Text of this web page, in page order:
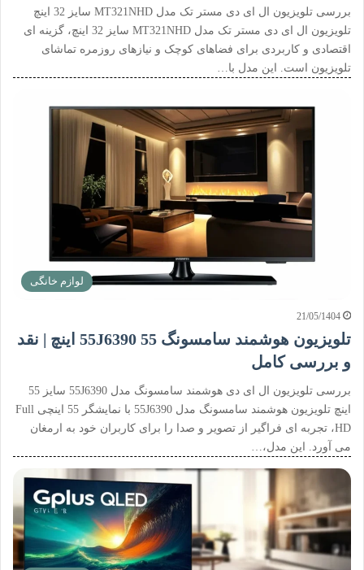
بررسی تلویزیون ال ای دی مستر تک مدل MT321NHD سایز 32 اینچ
تلویزیون ال ای دی مستر تک مدل MT321NHD سایز 32 اینچ، گزینه ای
اقتصادی و کاربردی برای فضاهای کوچک و نیازهای روزمره تماشای
تلویزیون است. این مدل با…
لوازم خانگی
21/05/1404
تلویزیون هوشمند سامسونگ 55J6390 55 اینچ | نقد
و بررسی کامل
بررسی تلویزیون ال ای دی هوشمند سامسونگ مدل 55J6390 سایز 55
اینچ تلویزیون هوشمند سامسونگ مدل 55J6390 با نمایشگر 55 اینچی Full
HD، تجربه ای فراگیر از تصویر و صدا را برای کاربران خود به ارمغان
می آورد. این مدل،…